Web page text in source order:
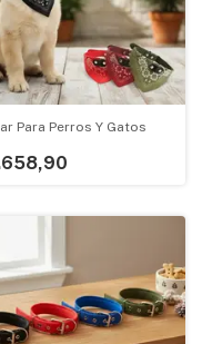
Para Perros Y Gatos